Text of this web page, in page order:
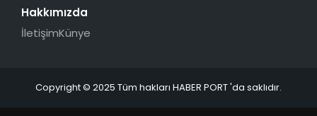
Hakkımızda
İletişimKünye
Copyright © 2025 Tüm hakları HABER PORT 'da saklıdır.